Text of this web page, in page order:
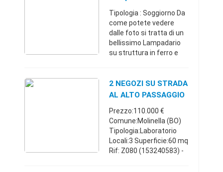
N.7 VETRINE ...
E Vetro Tiffany
Tipologia : Soggiorno Da
come potete vedere
dalle foto si tratta di un
bellissimo Lampadario
su struttura in ferro e
diametro 100 cm x
altezza (solo il ...
2 NEGOZI SU STRADA
AL ALTO PASSAGGIO
Prezzo:110.000 €
Comune:Molinella (BO)
Tipologia:Laboratorio
Locali:3 Superficie:60 mq
Rif: Z080 (153240583) -